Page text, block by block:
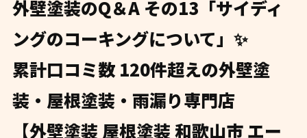
外壁塗装のQ＆A その13「サイディ
ングのコーキングについて」✨
累計口コミ数 120件超えの外壁塗
装・屋根塗装・雨漏り専門店
【外壁塗装 屋根塗装 和歌山市 エー